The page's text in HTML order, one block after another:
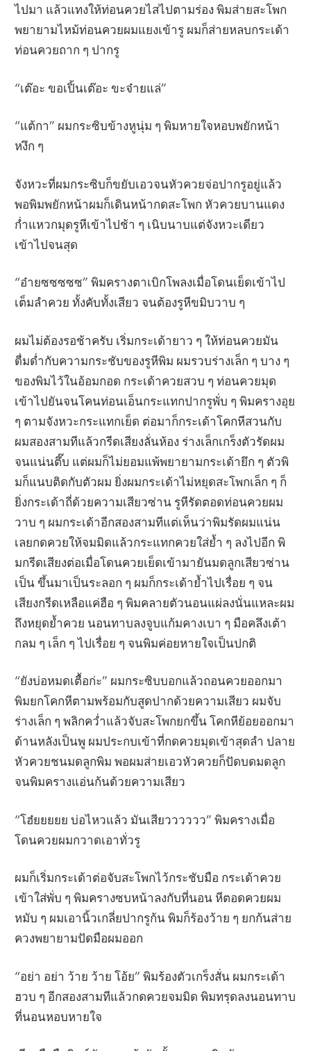
ไปมา แล้วแทงให้ท่อนควยไสไปตามร่อง พิมส่ายสะโพก
พยายามไหม้ท่อนควยผมแยงเข้ารู ผมก็ส่ายหลบกระเด้า
ท่อนควยถาก ๆ ปากรู
“เต๊อะ ขอเปิ้นเต๊อะ ขะจ๋ายแล่”
“แต้กา” ผมกระซิบข้างหูนุ่ม ๆ พิมหายใจหอบพยักหน้า
หงึก ๆ
จังหวะที่ผมกระซิบก็ขยับเอวจนหัวควยจ่อปากรูอยู่แล้ว
พอพิมพยักหน้าผมก็เดินหน้ากดสะโพก หัวควยบานแดง
ก่ำแหวกมุดรูหีเข้าไปช้า ๆ เนิบนาบแต่จังหวะเดียว
เข้าไปจนสุด
“อ๋ายซซซซซ” พิมครางตาเบิกโพลงเมื่อโดนเย็ดเข้าไป
เต็มลำควย ทั้งคับทั้งเสียว จนต้องรูหีขมิบวาบ ๆ
ผมไม่ต้องรอช้าครับ เริ่มกระเด้ายาว ๆ ให้ท่อนควยมัน
ดื่มด่ำกับความกระชับของรูหีพิม ผมรวบร่างเล็ก ๆ บาง ๆ
ของพิมไว้ในอ้อมกอด กระเด้าควยสวบ ๆ ท่อนควยมุด
เข้าไปยันจนโคนท่อนเอ็นกระแทกปากรูพั่บ ๆ พิมครางอุย
ๆ ตามจังหวะกระแทกเย็ด ต่อมาก็กระเด้าโคกหีสวนกับ
ผมสองสามทีแล้วกรีดเสียงลั่นห้อง ร่างเล็กเกร็งตัวรัดผม
จนแน่นตึ๊บ แต่ผมก็ไม่ยอมแพ้พยายามกระเด้ายึก ๆ ตัวพิ
มก็แนบติดกับตัวผม ยิ่งผมกระเด้าไม่หยุดสะโพกเล็ก ๆ ก็
ยิ่งกระเด้าถี่ด้วยความเสียวซ่าน รูหีรัดตอดท่อนควยผม
วาบ ๆ ผมกระเด้าอีกสองสามทีแต่เห็นว่าพิมรัดผมแน่น
เลยกดควยให้จมมิดแล้วกระแทกควยใส่ย้ำ ๆ ลงไปอีก พิ
มกรีดเสียงต่อเมื่อโดนควยเย็ดเข้ามายันมดลูกเสียวซ่าน
เป็น ขึ้นมาเป็นระลอก ๆ ผมก็กระเด้าย้ำไปเรื่อย ๆ จน
เสียงกรีดเหลือแค่ฮือ ๆ พิมคลายตัวนอนแผ่ลงนั่นแหละผม
ถึงหยุดย้ำควย นอนทาบลงจูบแก้มคางเบา ๆ มือคลึงเต้า
กลม ๆ เล็ก ๆ ไปเรื่อย ๆ จนพิมค่อยหายใจเป็นปกติ
“ยังบ่อหมดเตื้อก่ะ” ผมกระซิบบอกแล้วถอนควยออกมา
พิมยกโคกหีตามพร้อมกับสูดปากด้วยความเสียว ผมจับ
ร่างเล็ก ๆ พลิกคว่ำแล้วจับสะโพกยกขึ้น โคกหีย้อยออกมา
ด้านหลังเป็นพู ผมประกบเข้าที่กดควยมุดเข้าสุดลำ ปลาย
หัวควยชนมดลูกพิม พอผมส่ายเอวหัวควยก็ปัดบดมดลูก
จนพิมครางแอ่นก้นด้วยความเสียว
“โฮ๋ยยยยย บ่อไหวแล้ว มันเสียวววววว” พิมครางเมื่อ
โดนควยผมกวาดเอาทั่วรู
ผมก็เริ่มกระเด้าต่อจับสะโพกไว้กระชับมือ กระเด้าควย
เข้าใส่พั่บ ๆ พิมครางซบหน้าลงกับที่นอน หีตอดควยผม
หมับ ๆ ผมเอานิ้วเกลี่ยปากรูก้น พิมก็ร้องว้าย ๆ ยกก้นส่าย
ควงพยายามปัดมือผมออก
“อย่า อย่า ว้าย ว้าย โอ้ย” พิมร้องตัวเกร็งสั่น ผมกระเด้า
ฮวบ ๆ อีกสองสามทีแล้วกดควยจมมิด พิมทรุดลงนอนทาบ
ที่นอนหอบหายใจ